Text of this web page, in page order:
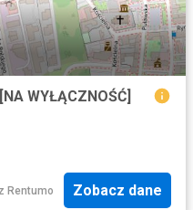
WYŁĄCZNOŚĆ]
Rentumo Zobacz dane